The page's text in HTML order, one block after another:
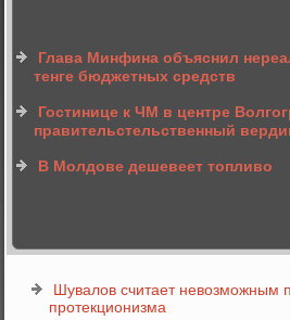
Глава Минфина объяснил
тенге бюджетных средств
Гостинице к ЧМ в центре
правительстельственный
В Молдове дешевеет топливо
Шувалов считает невозможным
протекционизма